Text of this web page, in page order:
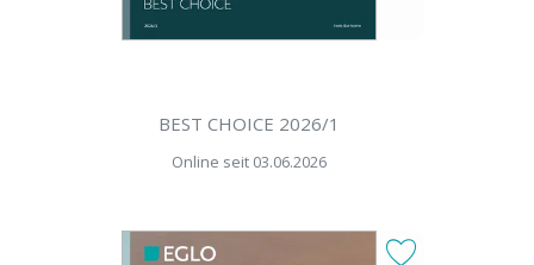
BEST CHOICE 2026/1
Online seit 03.06.2026